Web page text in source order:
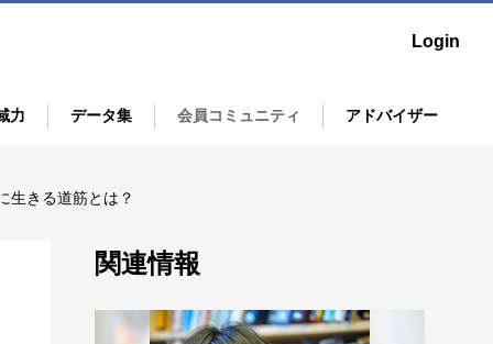
Login
力
レポートの読み解き例を解説！
データ集 会員コミュニティ アドバイザー
生きる道筋とは？
関連情報